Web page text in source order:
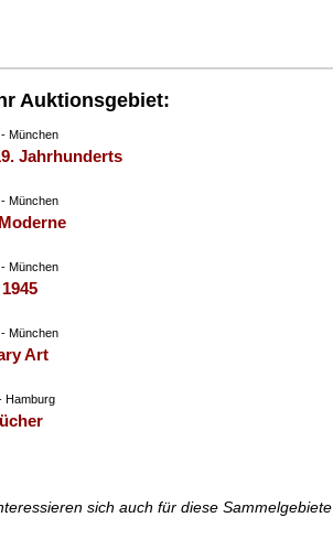
Auktionsgebiet:
München
Jahrhunderts
München
München
München
Art
Hamburg
sich auch für diese Sammelgebiete